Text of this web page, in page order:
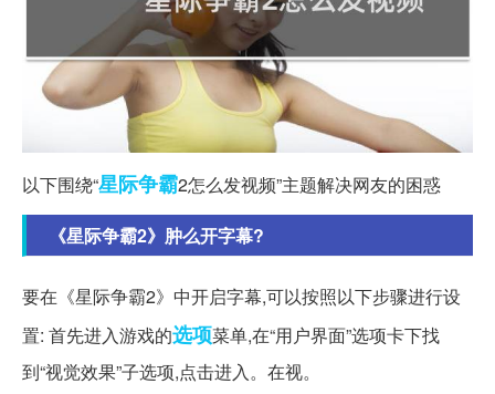
以下围绕“星际争霸2怎么发视频”主题解决网友的困惑
《星际争霸2》肿么开字幕?
要在《星际争霸2》中开启字幕,可以按照以下步骤进行设
置: 首先进入游戏的选项菜单,在“用户界面”选项卡下找
到“视觉效果”子选项,点击进入。在视。